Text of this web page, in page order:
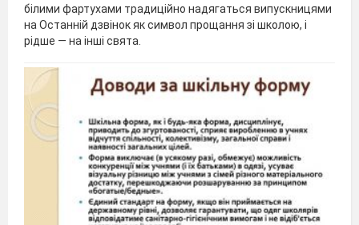
білими фартухами традиційно надягаться випускницями
на Останній дзвінок як символ прощання зі школою, і
рідше — на інші свята.